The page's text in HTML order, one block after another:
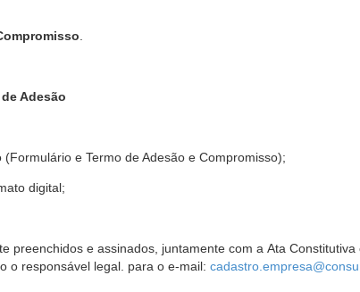
Adesão
e Termo de Adesão e Compromisso);
digital;
preenchidos e assinados, juntamente com a Ata
o responsável legal. para o e-mail: